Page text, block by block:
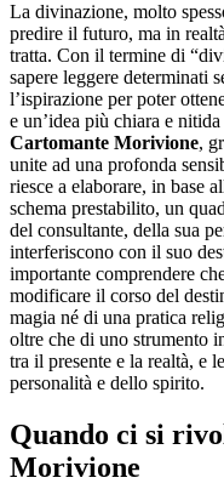
La divinazione, molto
predire il futuro, ma in
tratta. Con il termine di
sapere leggere determinati
l’ispirazione per poter
e un’idea più chiara e
Cartomante Morivione,
unite ad una profonda
riesce a elaborare, in base
schema prestabilito, un
del consultante, della sua
interferiscono con il suo
importante comprendere
modificare il corso del
magia né di una pratica
oltre che di uno strumento
tra il presente e la realtà, e
personalità e dello spirito.
Quando ci si
Morivione